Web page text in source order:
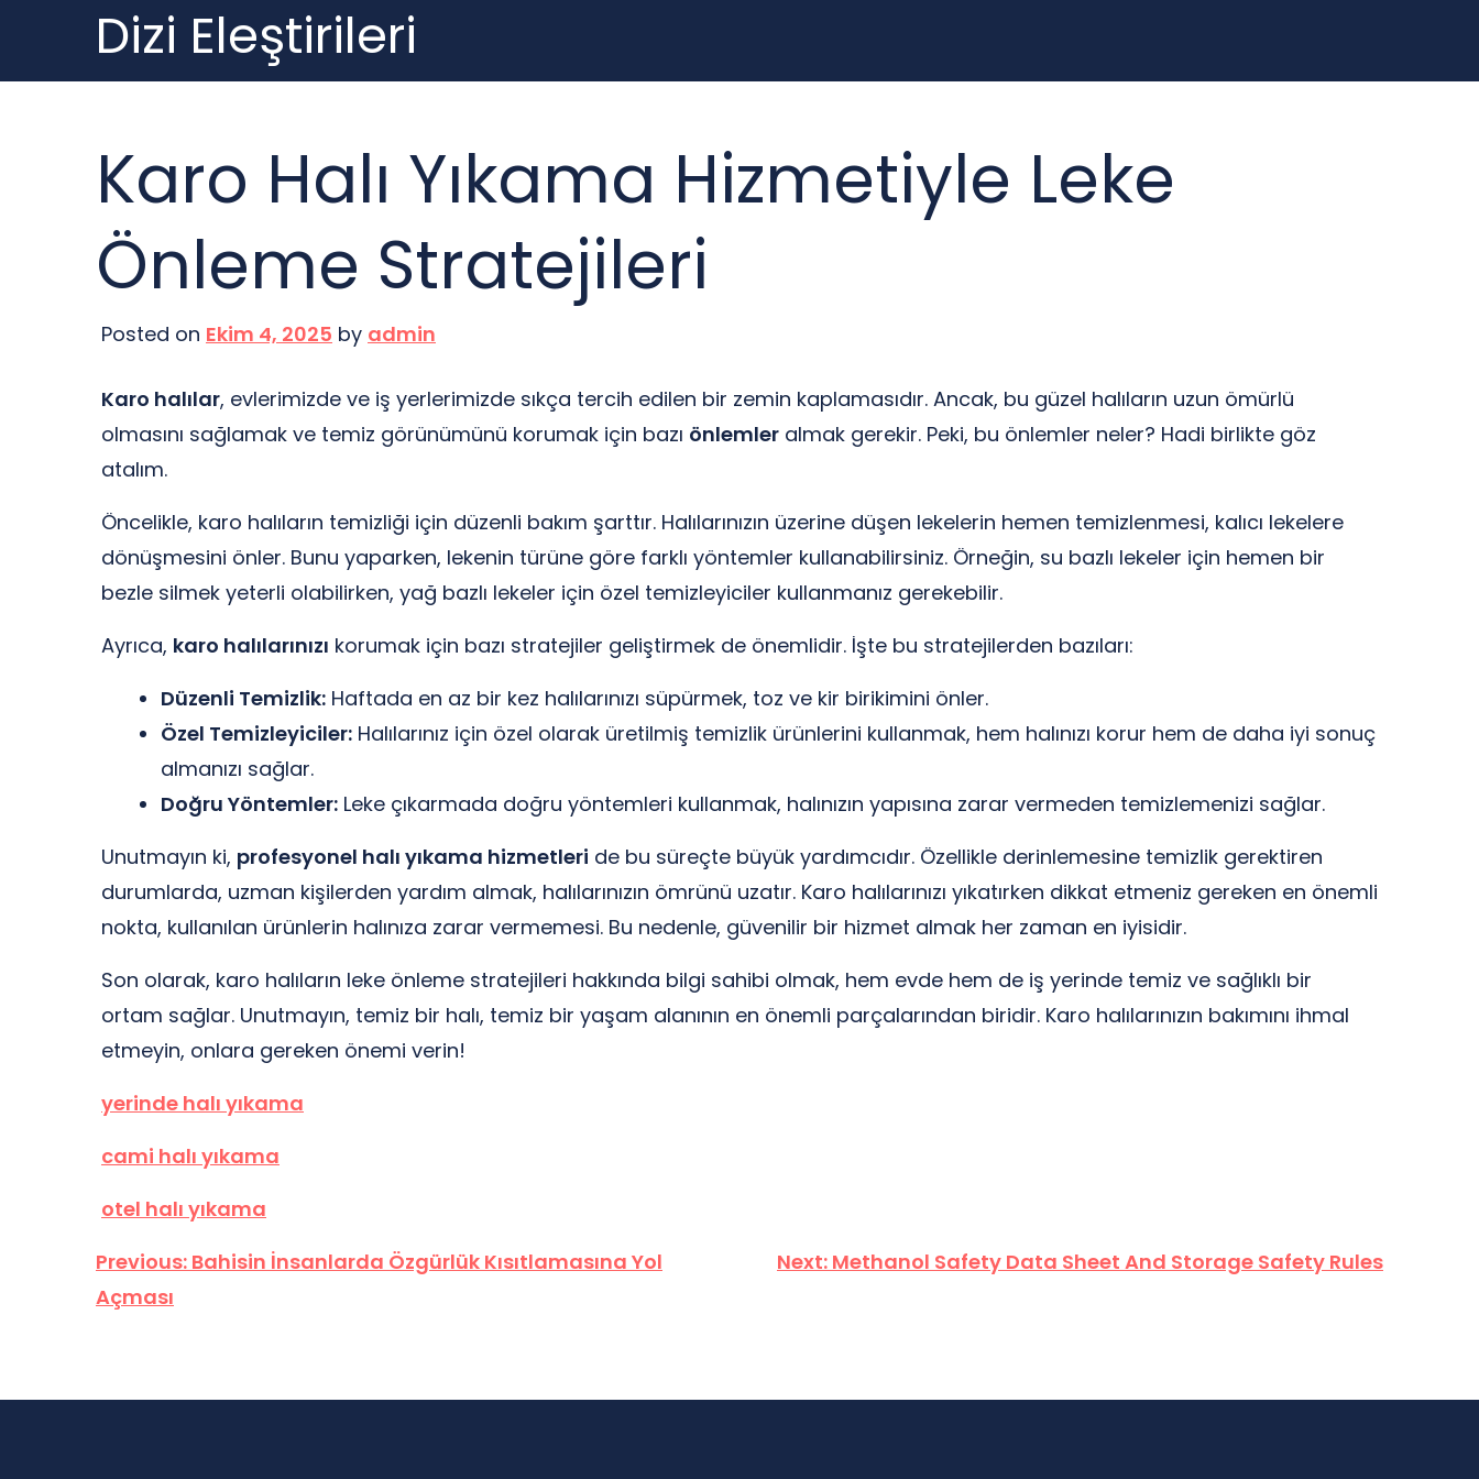
content
Dizi Eleştirileri
Karo Halı Yıkama Hizmetiyle Leke
Önleme Stratejileri
Posted on Ekim 4, 2025 by admin
Karo halılar, evlerimizde ve iş yerlerimizde sıkça tercih edilen bir zemin kaplamasıdır. Ancak, bu güzel halıların uzun ömürlü
olmasını sağlamak ve temiz görünümünü korumak için bazı önlemler almak gerekir. Peki, bu önlemler neler? Hadi birlikte göz
atalım.
Öncelikle, karo halıların temizliği için düzenli bakım şarttır. Halılarınızın üzerine düşen lekelerin hemen temizlenmesi, kalıcı lekelere
dönüşmesini önler. Bunu yaparken, lekenin türüne göre farklı yöntemler kullanabilirsiniz. Örneğin, su bazlı lekeler için hemen bir
bezle silmek yeterli olabilirken, yağ bazlı lekeler için özel temizleyiciler kullanmanız gerekebilir.
Ayrıca, karo halılarınızı korumak için bazı stratejiler geliştirmek de önemlidir. İşte bu stratejilerden bazıları:
Düzenli Temizlik: Haftada en az bir kez halılarınızı süpürmek, toz ve kir birikimini önler.
Özel Temizleyiciler: Halılarınız için özel olarak üretilmiş temizlik ürünlerini kullanmak, hem halınızı korur hem de daha iyi sonuç
almanızı sağlar.
Doğru Yöntemler: Leke çıkarmada doğru yöntemleri kullanmak, halınızın yapısına zarar vermeden temizlemenizi sağlar.
Unutmayın ki, profesyonel halı yıkama hizmetleri de bu süreçte büyük yardımcıdır. Özellikle derinlemesine temizlik gerektiren
durumlarda, uzman kişilerden yardım almak, halılarınızın ömrünü uzatır. Karo halılarınızı yıkatırken dikkat etmeniz gereken en önemli
nokta, kullanılan ürünlerin halınıza zarar vermemesi. Bu nedenle, güvenilir bir hizmet almak her zaman en iyisidir.
Son olarak, karo halıların leke önleme stratejileri hakkında bilgi sahibi olmak, hem evde hem de iş yerinde temiz ve sağlıklı bir
ortam sağlar. Unutmayın, temiz bir halı, temiz bir yaşam alanının en önemli parçalarından biridir. Karo halılarınızın bakımını ihmal
etmeyin, onlara gereken önemi verin!
yerinde halı yıkama
cami halı yıkama
otel halı yıkama
Yazı
Previous: Bahisin İnsanlarda Özgürlük Kısıtlamasına Yol
Açması
Next: Methanol Safety Data Sheet And Storage Safety Rules